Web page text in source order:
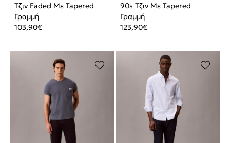
Τζιν Faded Με Tapered
Γραμμή
103,90€
90s Τζιν Με Tapered
Γραμμή
123,90€